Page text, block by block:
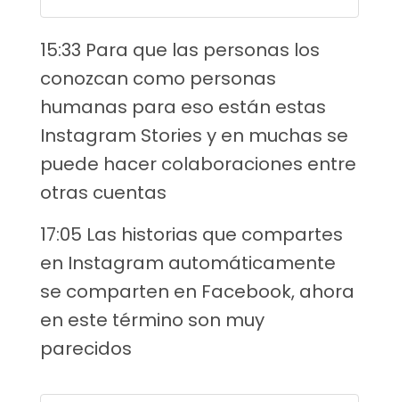
15:33 Para que las personas los
conozcan como personas
humanas para eso están estas
Instagram Stories y en muchas se
puede hacer colaboraciones entre
otras cuentas
17:05 Las historias que compartes
en Instagram automáticamente
se comparten en Facebook, ahora
en este término son muy
parecidos